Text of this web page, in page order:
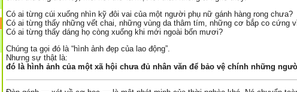
Có ai từng cúi xuống nhìn kỹ đôi vai của một người phụ nữ gánh hàng rong chưa?
Có ai từng thấy những vết chai, những vùng da thâm tím, những cơ bắp co cứng
Có ai từng thấy dáng họ còng xuống khi mới ngoài bốn mươi?
Chúng ta gọi đó là “hình ảnh đẹp của lao động”.
Nhưng sự thật là:
đó là hình ảnh của một xã hội chưa đủ nhân văn để bảo vệ chính những